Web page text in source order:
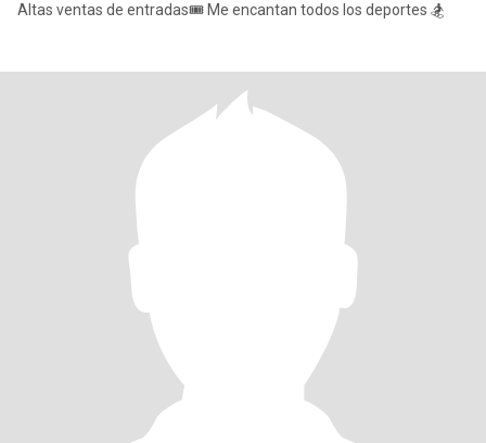
Altas ventas de entradas🎟️ Me encantan todos los deportes 🏂